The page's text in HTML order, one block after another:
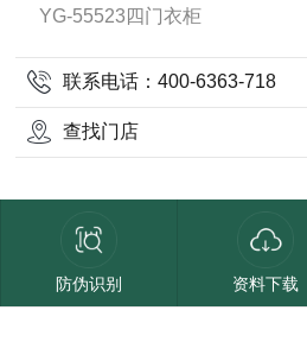
YG-55523四门衣柜
联系电话：400-6363-718
查找门店
防伪识别 资料下载